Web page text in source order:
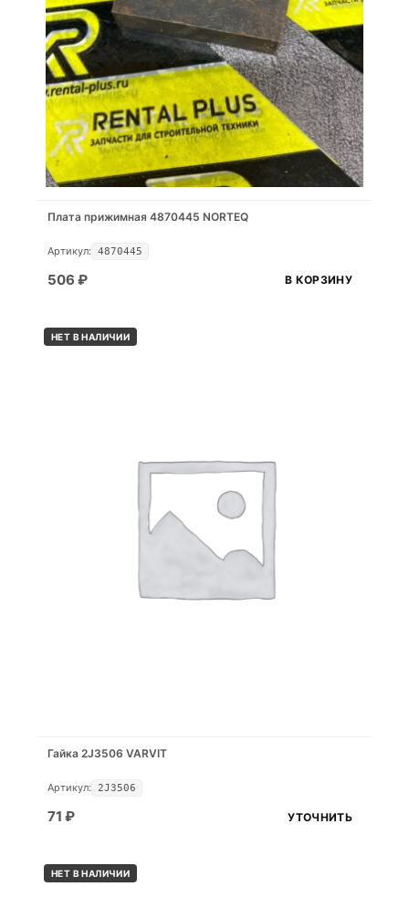
Плата прижимная 4870445 NORTEQ
Артикул: 4870445
506 ₽ В КОРЗИНУ
НЕТ В НАЛИЧИИ
Гайка 2J3506 VARVIT
Артикул: 2J3506
71 ₽ УТОЧНИТЬ
НЕТ В НАЛИЧИИ